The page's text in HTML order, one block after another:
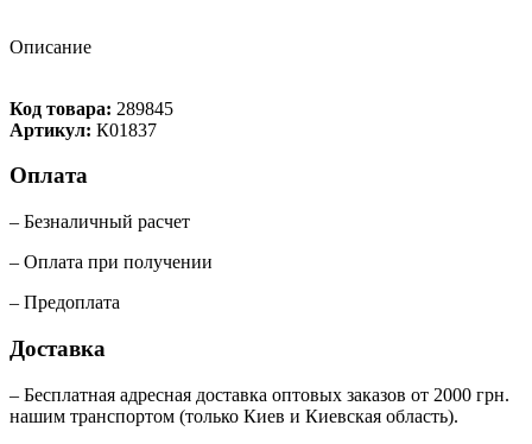
Описание
Код товара: 289845
Артикул: К01837
Оплата
– Безналичный расчет
– Оплата при получении
– Предоплата
Доставка
– Бесплатная адресная доставка оптовых заказов от 2000 грн.
нашим транспортом (только Киев и Киевская область).